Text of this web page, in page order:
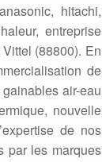
hitachi,
entreprise
(88800). En
de
air-eau
nouvelle
de nos
par les marques